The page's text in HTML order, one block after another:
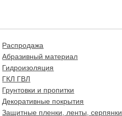
Распродажа
Абразивный материал
Гидроизоляция
ГКЛ ГВЛ
Грунтовки и пропитки
Декоративные покрытия
Защитные пленки, ленты, серпянки